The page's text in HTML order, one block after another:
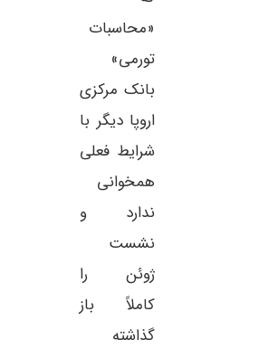
«محاسبات
تورمی»
بانک مرکزی
اروپا دیگر با
شرایط فعلی
همخوانی
ندارد و
نشست
ژوئن را
کاملاً باز
گذاشته